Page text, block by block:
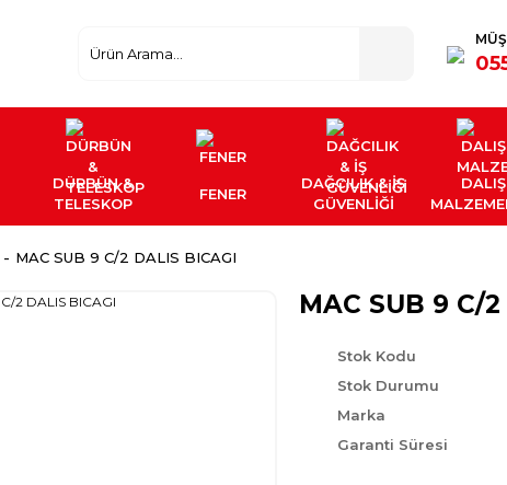
DÜRBÜN &
TELESKOP
FENER
DAĞCILIK & İŞ
GÜVENLİĞİ
DALIŞ
MAC SUB 9 C/2 DALIS BICAGI
MAC SUB 9 C/
Stok Kodu
Stok Durumu
Marka
Garanti Süresi